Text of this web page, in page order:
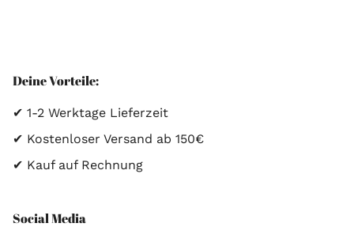
Deine Vorteile:
✔ 1-2 Werktage Lieferzeit
✔ Kostenloser Versand ab 150€
✔ Kauf auf Rechnung
Social Media